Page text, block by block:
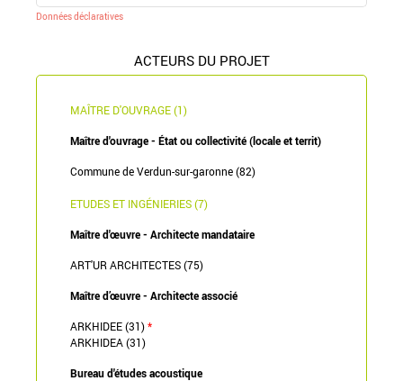
Données déclaratives
ACTEURS DU PROJET
MAÎTRE D'OUVRAGE (1)
Maître d'ouvrage - État ou collectivité (locale et territ)
Commune de Verdun-sur-garonne (82)
ETUDES ET INGÉNIERIES (7)
Maître d'œuvre - Architecte mandataire
ART'UR ARCHITECTES (75)
Maître d’œuvre - Architecte associé
ARKHIDEE (31)*
ARKHIDEA (31)
Bureau d'études acoustique